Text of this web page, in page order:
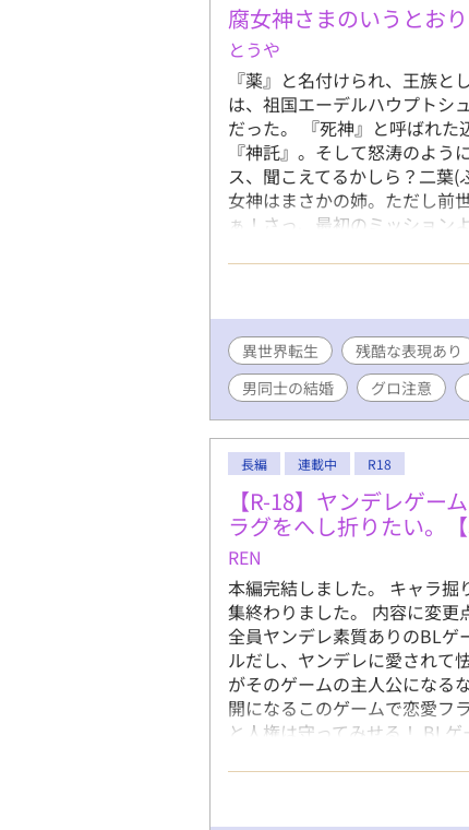
腐女神さまのいうとお
とうや
『薬』と名付けられ、王族
は、祖国エーデルハウプトシ
だった。 『死神』と呼ばれた
『神託』。そして怒涛のよ
ス、聞こえてるかしら？二葉
女神はまさかの姉。ただし前
ぁ！さっ、最初のミッション
ア…)』 「っ？？？(ええええ
恋に戸惑っていた。 「え…
の生活。何故か旦那は辺境
那×どこかズレた美人妻。腐
イがラブするストーリー、
！！ATTENTION！！
ご感想、誤字脱字報告、ブク
ます！誤字脱字は認証せずに
ます。登場人物達の倫理観は
ます。部位欠損などもあり
グロ耐性のない方は自己責
ます。 ＊基本コメディを目
くメリーバッドエンドです。
異世界転生 残酷な表現あり
男同士の結婚
グロ注意
長編 連載中 R18
【R-18】ヤンデレゲー
ラグをへし折りたい。【
REN
本編完結しました。 キャラ掘
集終わりました。 内容に変更
全員ヤンデレ素質ありのBLゲ
ルだし、ヤンデレに愛され
がそのゲームの主人公になる
開になるこのゲームで恋愛フ
と人権は守ってみせる！ BL
ヤンデレ ヤンデレルートを
を売りにしたゲーム。 お助
とができる。 えっちもたく